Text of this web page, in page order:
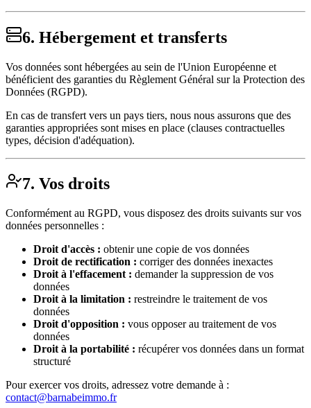
6. Hébergement et transferts
Vos données sont hébergées au sein de l'Union Européenne et
bénéficient des garanties du Règlement Général sur la Protection des
Données (RGPD).
En cas de transfert vers un pays tiers, nous nous assurons que des
garanties appropriées sont mises en place (clauses contractuelles
types, décision d'adéquation).
7. Vos droits
Conformément au RGPD, vous disposez des droits suivants sur vos
données personnelles :
Droit d'accès : obtenir une copie de vos données
Droit de rectification : corriger des données inexactes
Droit à l'effacement : demander la suppression de vos
données
Droit à la limitation : restreindre le traitement de vos
données
Droit d'opposition : vous opposer au traitement de vos
données
Droit à la portabilité : récupérer vos données dans un format
structuré
Pour exercer vos droits, adressez votre demande à :
contact@barnabeimmo.fr